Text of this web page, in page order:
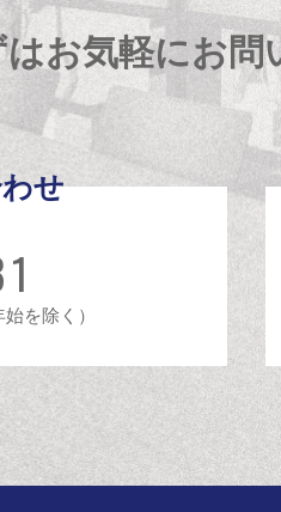
はお気軽にお
せ
を除く）